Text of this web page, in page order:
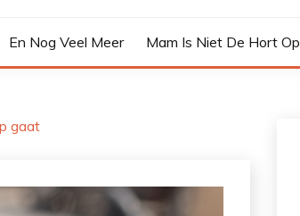
En Nog Veel Meer Mam Is Niet De Hort Op
gaat